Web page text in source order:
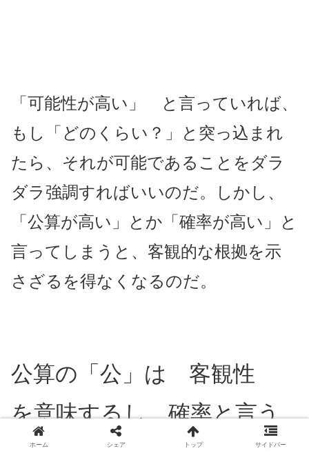
「可能性が高い」 と言っていれば、
もし「どのくらい？」と突っ込まれ
たら、それが可能であることをダラ
ダラ強調すればいいのだ。しかし、
「公算が高い」とか「確率が高い」と
言ってしまうと、客観的な根拠を示
さざるを得なくなるのだ。
公算の「公」は 客観性
を意味するし、確率と言う
ホーム シェア トップ サイドバー